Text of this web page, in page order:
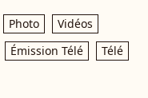
Photo
Vidéos
Émission Télé
Télé